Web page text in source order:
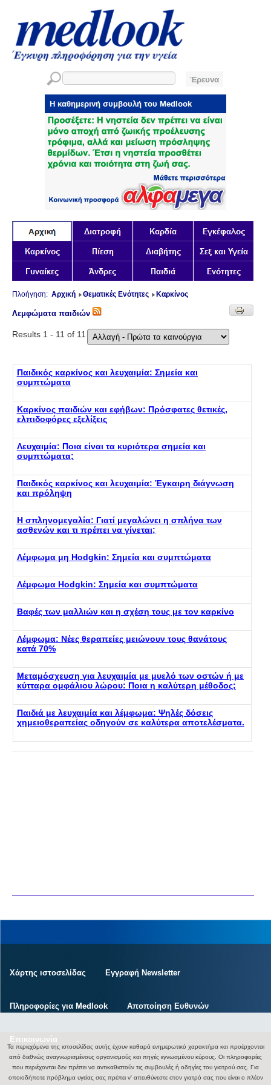
Πλοήγηση: Αρχική Θεματικές Ενότητες Καρκίνος
Λεμφώματα παιδιών
Results 1 - 11 of 11
Παιδικός καρκίνος και λευχαιμία: Σημεία και
συμπτώματα
Καρκίνος παιδιών και εφήβων: Πρόσφατες θετικές,
ελπιδοφόρες εξελίξεις
Λευχαιμία: Ποια είναι τα κυριότερα σημεία και
συμπτώματα;
Παιδικός καρκίνος και λευχαιμία: Έγκαιρη διάγνωση
και πρόληψη
Η σπληνομεγαλία: Γιατί μεγαλώνει η σπλήνα των
ασθενών και τι πρέπει να γίνεται;
Λέμφωμα μη Hodgkin: Σημεία και συμπτώματα
Λέμφωμα Hodgkin: Σημεία και συμπτώματα
Βαφές των μαλλιών και η σχέση τους με τον καρκίνο
Λέμφωμα: Νέες θεραπείες μειώνουν τους θανάτους
κατά 70%
Μεταμόσχευση για λευχαιμία με μυελό των οστών ή με
κύτταρα ομφάλιου λώρου: Ποια η καλύτερη μέθοδος;
Παιδιά με λευχαιμία και λέμφωμα: Ψηλές δόσεις
χημειοθεραπείας οδηγούν σε καλύτερα αποτελέσματα.
Χάρτης ιστοσελίδας Εγγραφή Newsletter
Πληροφορίες για Medlook Αποποίηση Ευθυνών
Επικοινωνία .
Τα περιεχόμενα της ιστοσελίδας αυτής έχουν καθαρά ενημερωτικό χαρακτήρα και προέρχονται
από διεθνώς αναγνωρισμένους οργανισμούς και πηγές εγνωσμένου κύρους. Οι πληροφορίες
που περιέχονται δεν πρέπει να αντικαθιστούν τις συμβουλές ή οδηγίες του γιατρού σας. Για
οποιοδήποτε πρόβλημα υγείας σας πρέπει ν' απευθύνεστε στον γιατρό σας που είναι ο πλέον